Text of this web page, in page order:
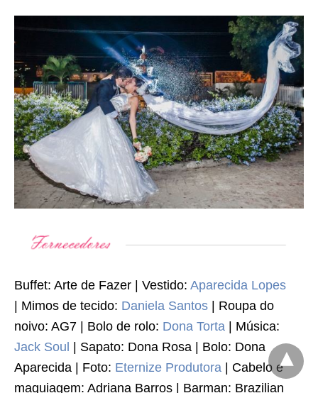
Buffet: Arte de Fazer | Vestido: Aparecida Lopes
| Mimos de tecido: Daniela Santos | Roupa do
noivo: AG7 | Bolo de rolo: Dona Torta | Música:
Jack Soul | Sapato: Dona Rosa | Bolo: Dona
Aparecida | Foto: Eternize Produtora | Cabelo e
maquiagem: Adriana Barros | Barman: Brazilian